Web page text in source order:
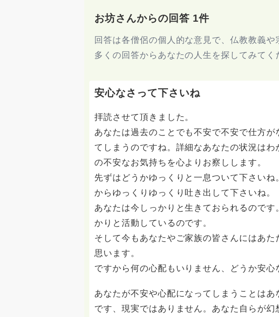
お坊さんからの回答 1件
回答は各僧侶の個人的な意見で、仏教教義や
多くの回答からあなたの人生を探してみてく
安心なさって下さいね
拝読させて頂きました。
あなたは過去のことでも不安で不安で仕方
てしまうのですね。詳細なあなたの状況は
の不安なお気持ちを心よりお察しします。
先ずはどうかゆっくりと一息ついて下さい
からゆっくりゆっくり吐き出して下さいね。
あなたは今しっかりと生きておられるので
かりと活動しているのです。
そして今もあなたやご家族の皆さんにはあ
思います。
ですから何の心配もいりません、どうか安心
あなたが不安や心配になってしまうことは
です、現実ではありません。あなた自らが